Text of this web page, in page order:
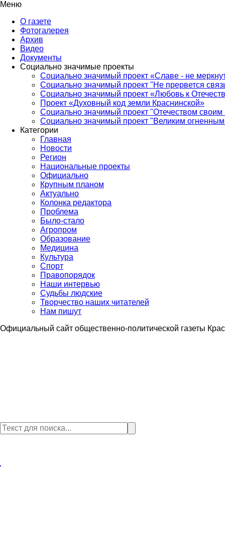
Меню
О газете
Фотогалерея
Архив
Видео
Документы
Социально значимые проекты
Социально значимый проект «Славе - не
Социально значимый проект "Не прервется
Социально значимый проект «Любовь к
Проект «Духовный код земли Краснинской»
Социально значимый проект "Отечеством своим
Социально значимый проект "Великим
Категории
Главная
Новости
Регион
Национальные проекты
Официально
Крупным планом
Актуально
Колонка редактора
Проблема
Было-стало
Агропром
Образование
Медицина
Культура
Спорт
Правопорядок
Наши интервью
Судьбы людские
Творчество наших читателей
Нам пишут
Официальный сайт общественно-политической газеты